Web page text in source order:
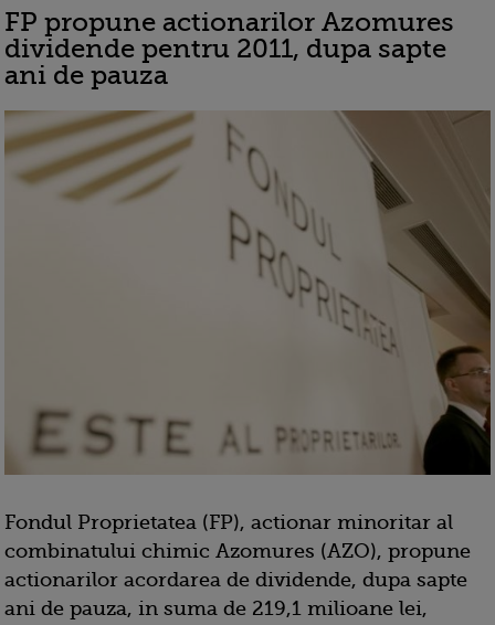
FP propune actionarilor Azomures
dividende pentru 2011, dupa sapte
ani de pauza
Fondul Proprietatea (FP), actionar minoritar al
combinatului chimic Azomures (AZO), propune
actionarilor acordarea de dividende, dupa sapte
ani de pauza, in suma de 219,1 milioane lei,